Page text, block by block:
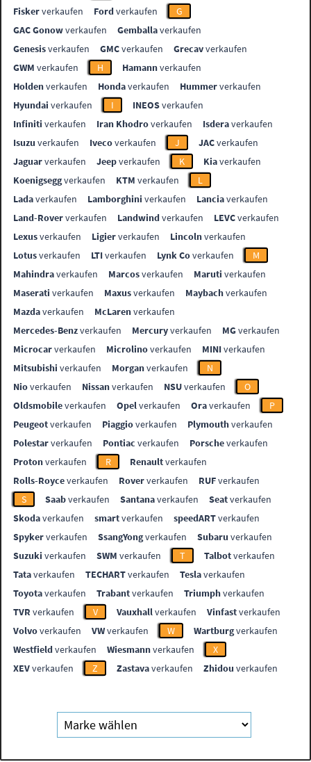
Fiskerverkaufen Fordverkaufen
G
GAC Gonowverkaufen Gemballaverkaufen
Genesisverkaufen GMCverkaufen Grecavverkaufen
GWM verkaufen H Hamannverkaufen
Holdenverkaufen Hondaverkaufen Hummerverkaufen
Hyundai verkaufen I INEOSverkaufen
Infiniti verkaufen Iran Khodroverkaufen Isderaverkaufen
Isuzu verkaufen Ivecoverkaufen J JACverkaufen
Jaguarverkaufen Jeepverkaufen K Kiaverkaufen
Koenigseggverkaufen KTM verkaufen
L
Ladaverkaufen Lamborghini verkaufen Lanciaverkaufen
Land-Roververkaufen Landwindverkaufen LEVCverkaufen
Lexusverkaufen Ligierverkaufen Lincolnverkaufen
Lotusverkaufen LTIverkaufen Lynk Coverkaufen
M
Mahindraverkaufen Marcosverkaufen Maruti verkaufen
Maserati verkaufen Maxusverkaufen Maybachverkaufen
Mazdaverkaufen McLarenverkaufen
Mercedes-Benzverkaufen Mercuryverkaufen MGverkaufen
Microcarverkaufen Microlinoverkaufen MINIverkaufen
Mitsubishi verkaufen Morganverkaufen
N
Nioverkaufen Nissanverkaufen NSUverkaufen
O
Oldsmobileverkaufen Opelverkaufen Oraverkaufen
P
Peugeotverkaufen Piaggioverkaufen Plymouthverkaufen
Polestarverkaufen Pontiac verkaufen Porscheverkaufen
Protonverkaufen R Renaultverkaufen
Rolls-Royceverkaufen Roververkaufen RUFverkaufen
S
Saabverkaufen Santanaverkaufen Seatverkaufen
Skodaverkaufen smartverkaufen speedARTverkaufen
Spykerverkaufen SsangYongverkaufen Subaru verkaufen
Suzuki verkaufen SWM verkaufen T Talbotverkaufen
Tataverkaufen TECHARTverkaufen Teslaverkaufen
Toyotaverkaufen Trabantverkaufen Triumphverkaufen
TVR verkaufen V Vauxhallverkaufen Vinfastverkaufen
Volvoverkaufen VWverkaufen W Wartburgverkaufen
Westfieldverkaufen Wiesmannverkaufen
X
XEVverkaufen Z Zastavaverkaufen Zhidou verkaufen